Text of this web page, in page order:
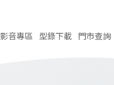
影音專區 型錄下載 門市查詢